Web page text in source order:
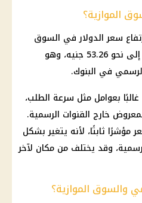
الموازية؟
سعر الدولار في السوق
بنحو 3 قروش، ليصل إلى نحو 53.26 جنيه، وهو
في البنوك.
غالبًا بعوامل مثل سرعة الطلب،
خارج القنوات الرسمية.
مؤشرًا ثابتًا، لأنه يتغير بشكل
وقد يختلف من مكان لآخر
والسوق الموازية؟